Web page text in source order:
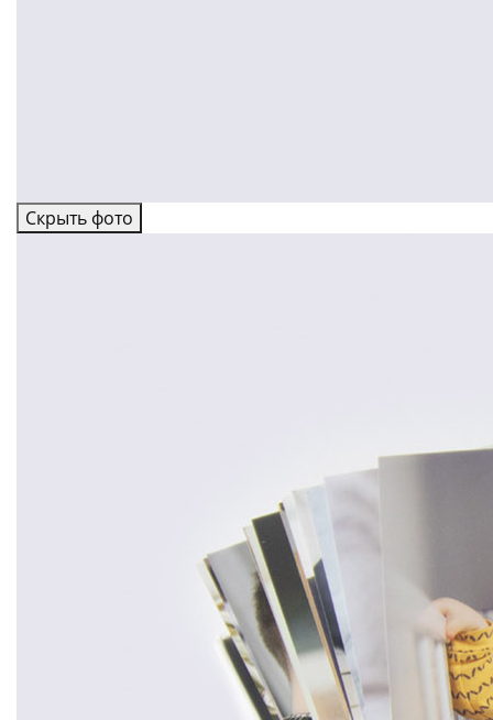
Скрыть фото